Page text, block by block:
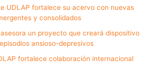
UDLAP fortalece su acervo con nuevas
y consolidados
un proyecto que creará dispositivo
ansioso-depresivos
fortalece colaboración internacional